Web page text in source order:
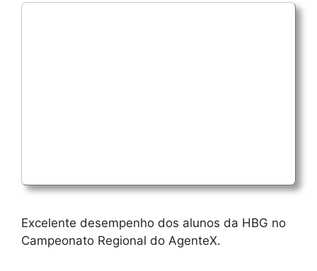
Excelente desempenho dos alunos da HBG no
Campeonato Regional do AgenteX.